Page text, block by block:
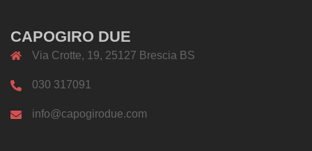
CAPOGIRO DUE
Via Crotte, 19, 25127 Brescia BS
030 317091
info@capogirodue.com